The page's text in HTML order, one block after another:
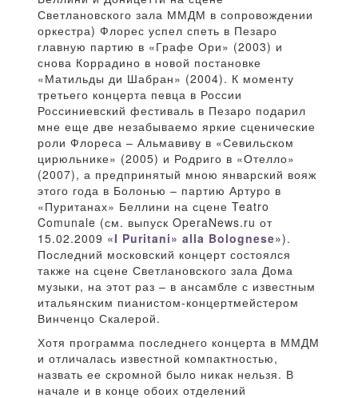
Светлановского зала ММДМ в сопровождении
оркестра) Флорес успел спеть в Пезаро
главную партию в «Графе Ори» (2003) и
снова Коррадино в новой постановке
«Матильды ди Шабран» (2004). К моменту
третьего концерта певца в России
Россиниевский фестиваль в Пезаро подарил
мне еще две незабываемо яркие сценические
роли Флореса – Альмавиву в «Севильском
цирюльнике» (2005) и Родриго в «Отелло»
(2007), а предпринятый мною январский вояж
этого года в Болонью – партию Артуро в
«Пуританах» Беллини на сцене Teatro
Comunale (см. выпуск OperaNews.ru от
15.02.2009 «I Puritani» alla Bolognese»).
Последний московский концерт состоялся
также на сцене Светлановского зала Дома
музыки, на этот раз – в ансамбле с известным
итальянским пианистом-концертмейстером
Винченцо Скалерой.
Хотя программа последнего концерта в ММДМ
и отличалась известной компактностью,
назвать ее скромной было никак нельзя. В
начале и в конце обоих отделений